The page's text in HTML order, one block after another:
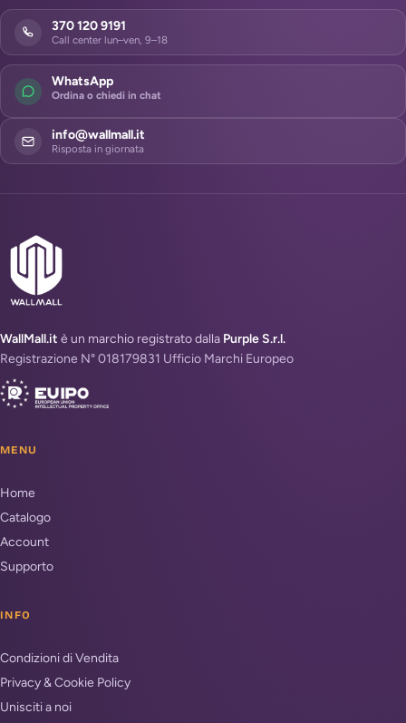
370 120 9191
Call center lun–ven, 9–18
WhatsApp
Ordina o chiedi in chat
info@wallmall.it
Risposta in giornata
WallMall.it è un marchio registrato dalla Purple S.r.l.
Registrazione N° 018179831 Ufficio Marchi Europeo
MENU
Home
Catalogo
Account
Supporto
INFO
Condizioni di Vendita
Privacy & Cookie Policy
Unisciti a noi